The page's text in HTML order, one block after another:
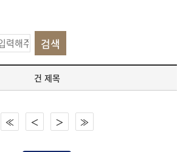
건 제목
≪ ＜ ＞ ≫